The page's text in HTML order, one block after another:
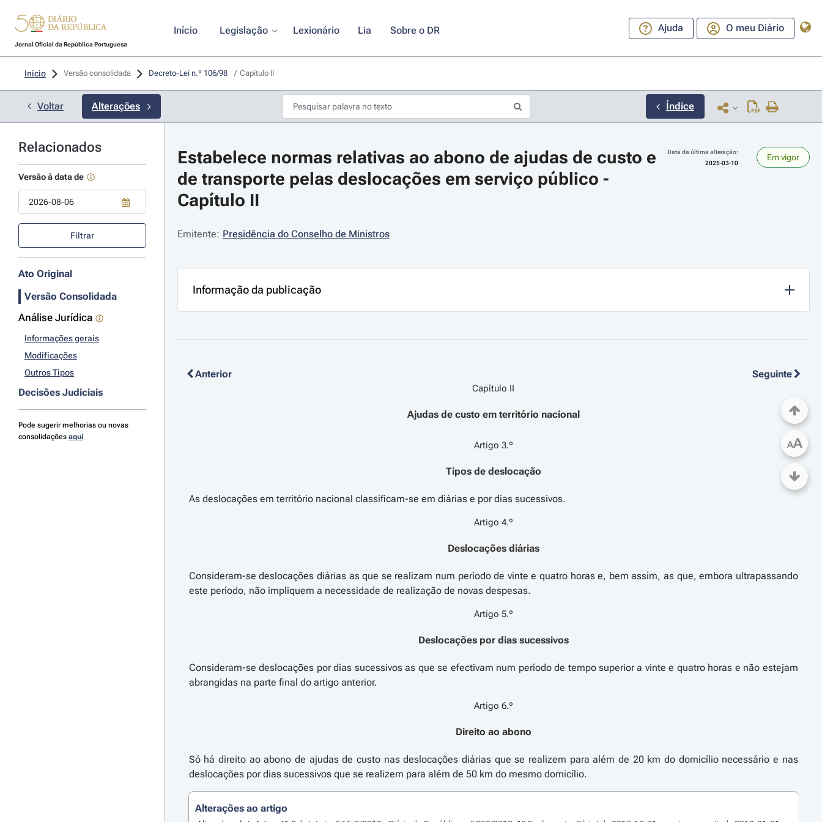
Jornal Oficial da República Portuguesa
Início Legislação Lexionário Lia Sobre o DR Ajuda O meu Diário
Início Versão consolidada Decreto-Lei n.º 106/98 / Capítulo II
Voltar Alterações Índice
Relacionados
Versão à data de
Filtrar
Ato Original
Versão Consolidada
Análise Jurídica
Informações gerais
Modificações
Outros Tipos
Decisões Judiciais
Pode sugerir melhorias ou novas
consolidações aqui
Estabelece normas relativas ao abono de ajudas de custo e
de transporte pelas deslocações em serviço público -
Capítulo II
Data da última alteração:
2025-03-10
Em vigor
Emitente: Presidência do Conselho de Ministros
Informação da publicação
Anterior Seguinte
Capítulo II
Ajudas de custo em território nacional
Artigo 3.º
Tipos de deslocação
Artigo 4.º
Deslocações diárias
Consideram-se deslocações diárias as que se realizam num período de vinte e quatro horas e, bem assim, as que, embora ultrapassando
Artigo 5.º
Deslocações por dias sucessivos
Consideram-se deslocações por dias sucessivos as que se efectivam num período de tempo superior a vinte e quatro horas e não estejam
Artigo 6.º
Direito ao abono
Só há direito ao abono de ajudas de custo nas deslocações diárias que se realizem para além de 20 km do domicílio necessário e nas
deslocações por dias sucessivos que se realizem para além de 50 km do mesmo domicílio.
Alterações ao artigo
AA